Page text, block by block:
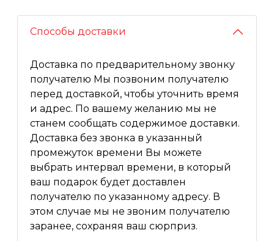
Способы доставки
Доставка по предварительному звонку
получателю Мы позвоним получателю
перед доставкой, чтобы уточнить время
и адрес. По вашему желанию мы не
станем сообщать содержимое доставки.
Доставка без звонка в указанный
промежуток времени Вы можете
выбрать интервал времени, в который
ваш подарок будет доставлен
получателю по указанному адресу. В
этом случае мы не звоним получателю
заранее, сохраняя ваш сюрприз.